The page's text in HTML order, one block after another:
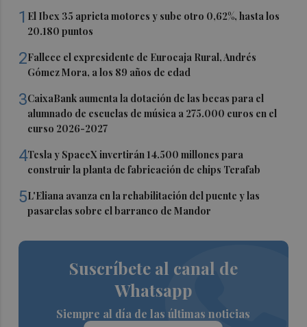
1 El Ibex 35 aprieta motores y sube otro 0,62%, hasta los
20.180 puntos
2Fallece el expresidente de Eurocaja Rural, Andrés
Gómez Mora, a los 89 años de edad
3CaixaBank aumenta la dotación de las becas para el
alumnado de escuelas de música a 275.000 euros en el
curso 2026-2027
4Tesla y SpaceX invertirán 14.500 millones para
construir la planta de fabricación de chips Terafab
5L'Eliana avanza en la rehabilitación del puente y las
pasarelas sobre el barranco de Mandor
Suscríbete al canal de
Whatsapp
Siempre al día de las últimas noticias